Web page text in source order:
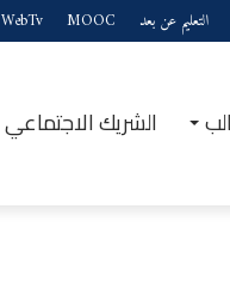
التعليم عن بعد MOOC
WebTv
الشريك الاجتماعي